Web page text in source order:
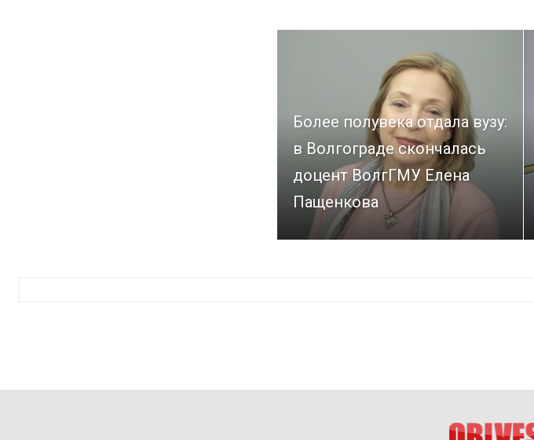
Более полувека отдала вузу:
в Волгограде скончалась
доцент ВолгГМУ Елена
Пащенкова